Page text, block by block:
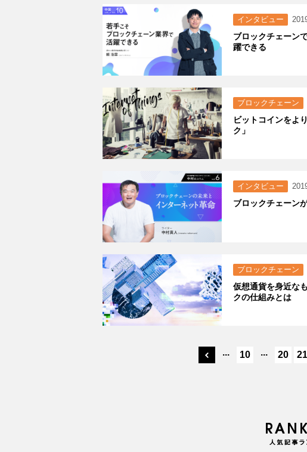
インタビュー
ブロックチェーン
躍できる
ブロックチェーン
ビットコインをよ
ク」
インタビュー
ブロックチェーン
ブロックチェーン
仮想通貨を身近な
クの仕組みとは
... 10 ... 20 21